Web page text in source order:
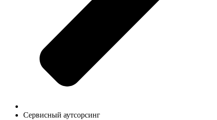
Сервисный аутсорсинг